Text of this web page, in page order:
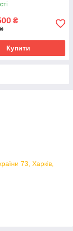
₴
Купити
73, Харків,